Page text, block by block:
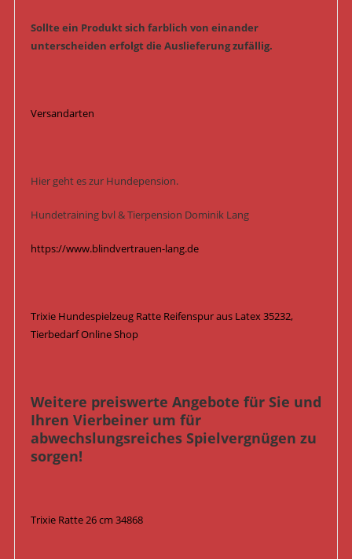
Sollte ein Produkt sich farblich von einander
unterscheiden erfolgt die Auslieferung zufällig.
Versandarten
Hier geht es zur Hundepension.
Hundetraining bvl & Tierpension Dominik Lang
https://www.blindvertrauen-lang.de
Trixie Hundespielzeug Ratte Reifenspur aus Latex 35232,
Tierbedarf Online Shop
Weitere preiswerte Angebote für Sie und
Ihren Vierbeiner um für
abwechslungsreiches Spielvergnügen zu
sorgen!
Trixie Ratte 26 cm 34868